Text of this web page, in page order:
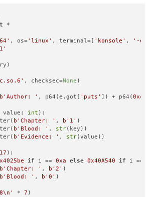
*
, os='linux' , terminal=[ 'konsole' , '-e'
, checksec=None )
b'Author: ' , p64(e.got[ 'puts' ]) + p64(
value: int ):
b'Chapter: ' , b'1' )
b'Blood: ' , str(key))
b'Evidence: ' , str(value))
):
if i == 0xa else 0x40A540 if i ==
b'Chapter: ' , b'2' )
b'Blood: ' , b'0' )
* 7 )